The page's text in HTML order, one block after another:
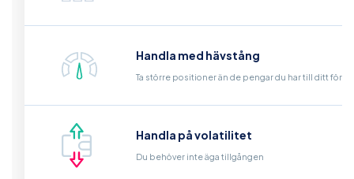
Handla med hävstång
Ta större positioner än de pengar du har till ditt
Handla på volatilitet
Du behöver inte äga tillgången